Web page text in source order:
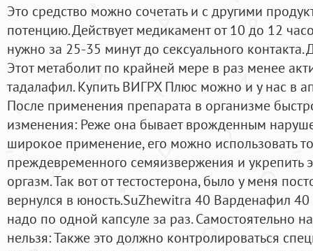
Это средство можно сочетать и с другими
потенцию. Действует медикамент от 10 до 12
нужно за 25-35 минут до сексуального
Этот метаболит по крайней мере в раз менее
тадалафил. Купить ВИГРХ Плюс можно и у нас в
После применения препарата в организме
изменения: Реже она бывает врожденным
широкое применение, его можно использовать
преждевременного семяизвержения и укрепить
оргазм. Так вот от тестостерона, было у меня
вернулся в юность.SuZhewitra 40 Варденафил 40
надо по одной капсуле за раз. Самостоятельно
нельзя: Также это должно контролироваться